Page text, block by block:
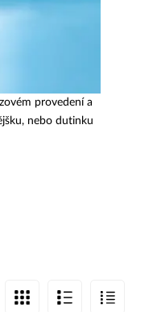
provedení a
nebo dutinku